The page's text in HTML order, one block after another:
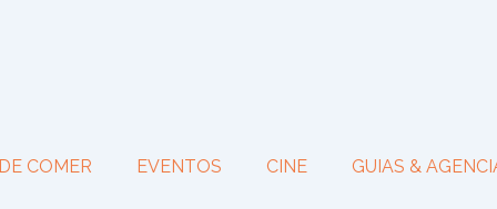
COMER EVENTOS CINE GUIAS &